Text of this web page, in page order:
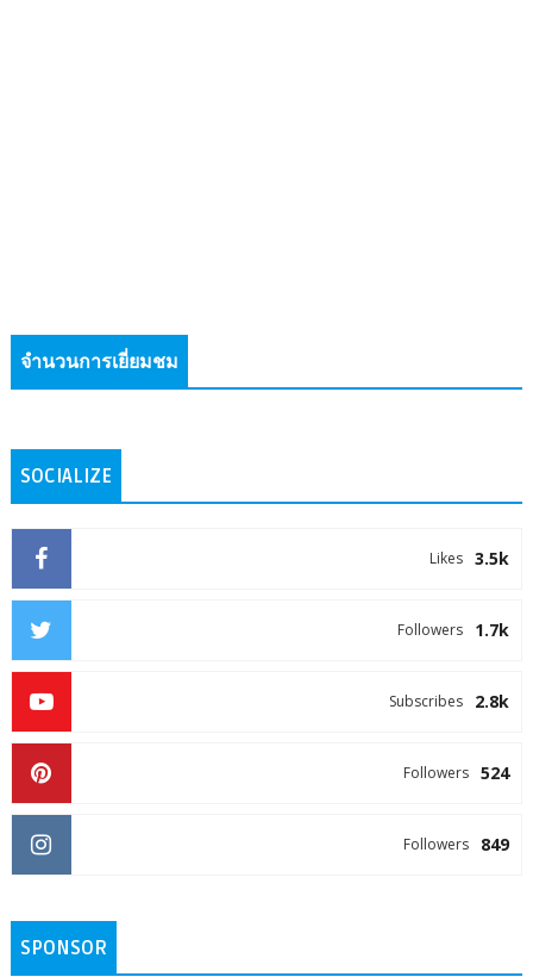
จำนวนการเยี่ยมชม
SOCIALIZE
3.5k
Likes
1.7k
Followers
2.8k
Subscribes
524
Followers
849
Followers
SPONSOR